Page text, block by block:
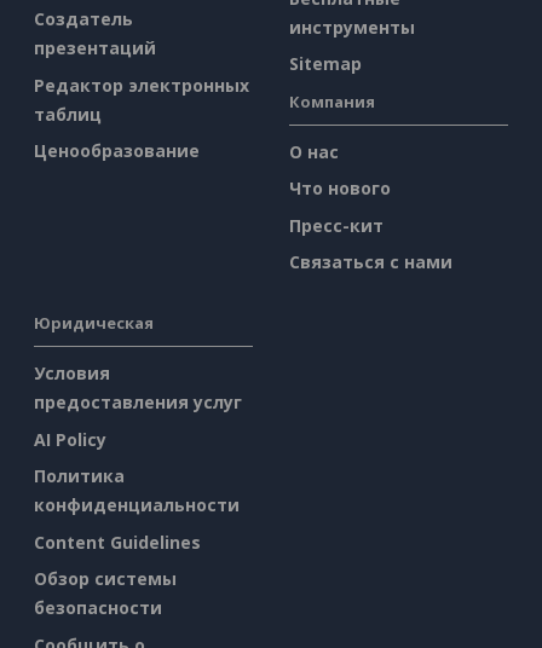
Создатель
презентаций
Редактор электронных
таблиц
Ценообразование
инструменты
Sitemap
Компания
О нас
Что нового
Пресс-кит
Связаться с нами
Юридическая
Условия
предоставления услуг
AI Policy
Политика
конфиденциальности
Content Guidelines
Обзор системы
безопасности